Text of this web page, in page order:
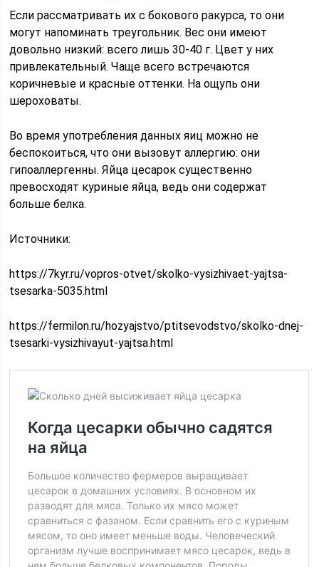
Если рассматривать их с бокового ракурса, то они
могут напоминать треугольник. Вес они имеют
довольно низкий: всего лишь 30-40 г. Цвет у них
привлекательный. Чаще всего встречаются
коричневые и красные оттенки. На ощупь они
шероховаты.
Во время употребления данных яиц можно не
беспокоиться, что они вызовут аллергию: они
гипоаллергенны. Яйца цесарок существенно
превосходят куриные яйца, ведь они содержат
больше белка.
Источники:
https://7kyr.ru/vopros-otvet/skolko-vysizhivaet-yajtsa-
tsesarka-5035.html
https://fermilon.ru/hozyajstvo/ptitsevodstvo/skolko-dnej-
tsesarki-vysizhivayut-yajtsa.html